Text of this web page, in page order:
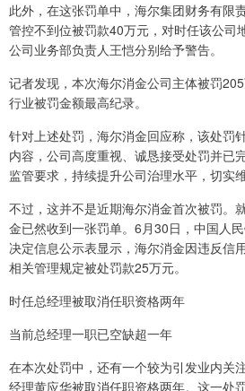
此外，在这张罚单中，海尔集团财务有限
管控不到位被罚款40万元，对时任该公司
公司业务部负责人王恺分别给予警告。
记者发现，本次海尔消金公司主体被罚
行业被罚金额最高纪录。
针对上述处罚，海尔消金回应称，该处罚
内容，公司高度重视、诚恳接受处罚并已
监管要求，持续提升公司治理水平，切实
不过，这并不是近期海尔消金首次被罚。
金已然收到一张罚单。6月30日，中国人
决定信息公示表显示，海尔消金因违反信
相关管理规定被处罚款25万元。
时任总经理被取消任职资格两年
当前总经理一职已空缺超一年
在本次处罚中，还有一个较为引发业内关
经理黄应华被取消任职资格两年。这一处